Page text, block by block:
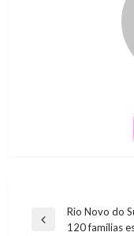
Navegação
Previous
Rio Novo do
120 famílias